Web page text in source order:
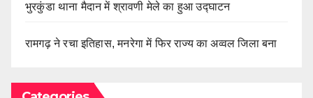
भुरकुंडा थाना मैदान में श्रावणी मेले का हुआ उद्घाटन
रामगढ़ ने रचा इतिहास, मनरेगा में फिर राज्य का अव्वल जिला बना